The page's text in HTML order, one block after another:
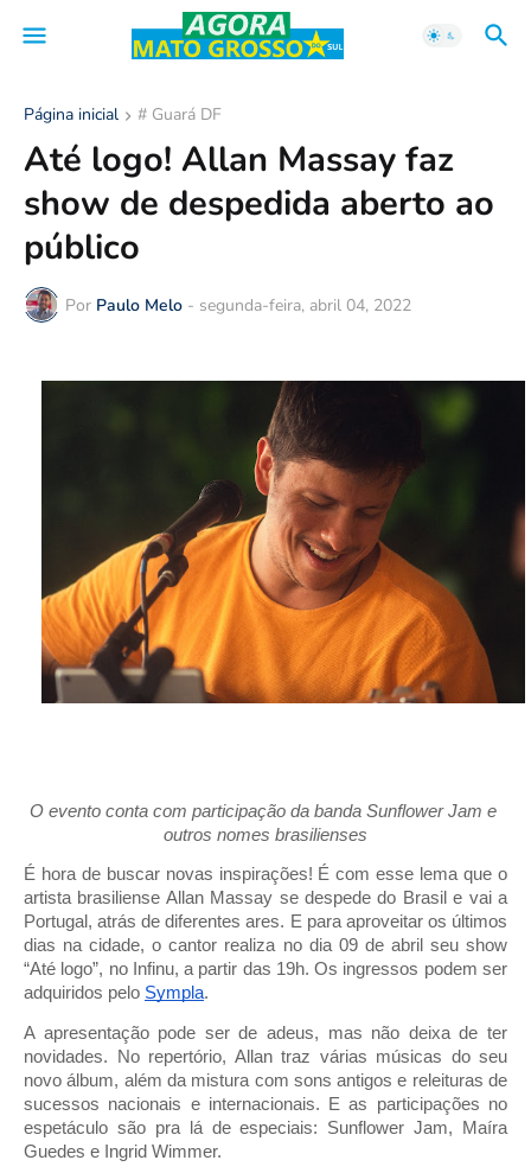
Página inicial # Guará DF
Até logo! Allan Massay faz
show de despedida aberto ao
público
Por Paulo Melo - segunda-feira, abril 04, 2022
O evento conta com participação da banda Sunflower Jam e
outros nomes brasilienses
É hora de buscar novas inspirações! É com esse lema que o
artista brasiliense Allan Massay se despede do Brasil e vai a
Portugal, atrás de diferentes ares. E para aproveitar os últimos
dias na cidade, o cantor realiza no dia 09 de abril seu show
“Até logo”, no Infinu, a partir das 19h. Os ingressos podem ser
adquiridos pelo Sympla.
A apresentação pode ser de adeus, mas não deixa de ter
novidades. No repertório, Allan traz várias músicas do seu
novo álbum, além da mistura com sons antigos e releituras de
sucessos nacionais e internacionais. E as participações no
espetáculo são pra lá de especiais: Sunflower Jam, Maíra
Guedes e Ingrid Wimmer.